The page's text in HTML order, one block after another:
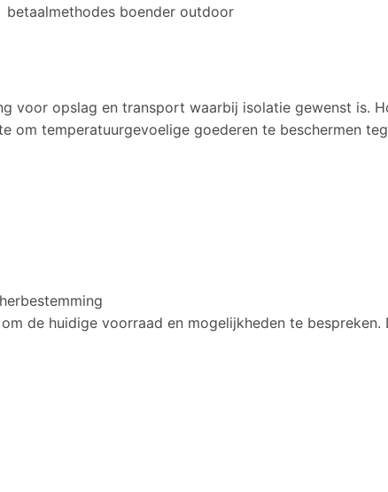
voor opslag en transport waarbij isolatie gewenst is.
temperatuurgevoelige goederen te beschermen
de huidige voorraad en mogelijkheden te